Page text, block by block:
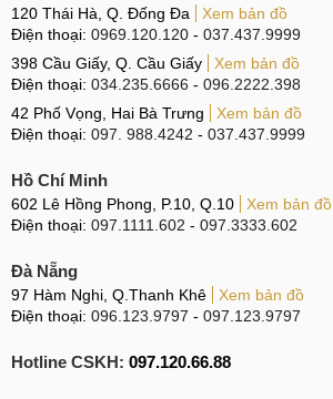
120 Thái Hà, Q. Đống Đa
Xem bản đồ
Điện thoại: 0969.120.120 - 037.437.9999
398 Cầu Giấy, Q. Cầu Giấy
Xem bản đồ
Điện thoại: 034.235.6666 - 096.2222.398
42 Phố Vọng, Hai Bà Trưng
Xem bản đồ
Điện thoại: 097. 988.4242 - 037.437.9999
Hồ Chí Minh
602 Lê Hồng Phong, P.10, Q.10
Xem bản đồ
Điện thoại: 097.1111.602 - 097.3333.602
Đà Nẵng
97 Hàm Nghi, Q.Thanh Khê
Xem bản đồ
Điện thoại: 096.123.9797 - 097.123.9797
Hotline CSKH: 097.120.66.88